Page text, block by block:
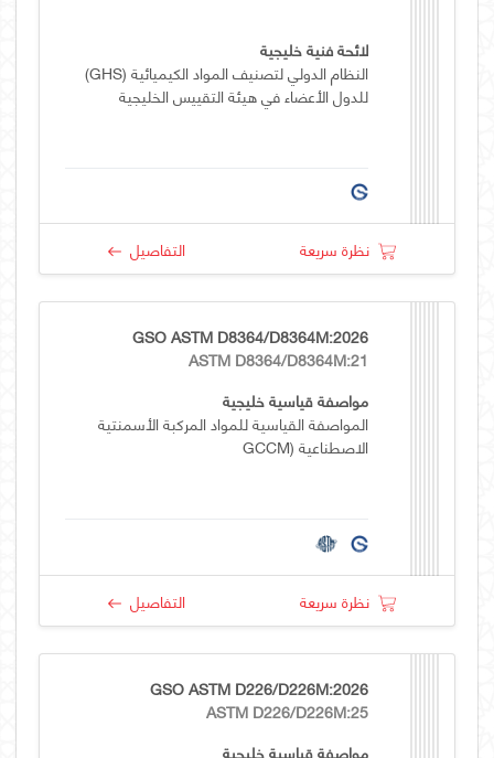
لائحة فنية خليجية
النظام الدولي لتصنيف المواد الكيميائية (GHS)
للدول الأعضاء في هيئة التقييس الخليجية
نظرة سريعة التفاصيل
GSO ASTM D8364/D8364M:2026
ASTM D8364/D8364M:21
مواصفة قياسية خليجية
المواصفة القياسية للمواد المركبة الأسمنتية
الاصطناعية (GCCM
نظرة سريعة التفاصيل
GSO ASTM D226/D226M:2026
ASTM D226/D226M:25
مواصفة قياسية خليجية